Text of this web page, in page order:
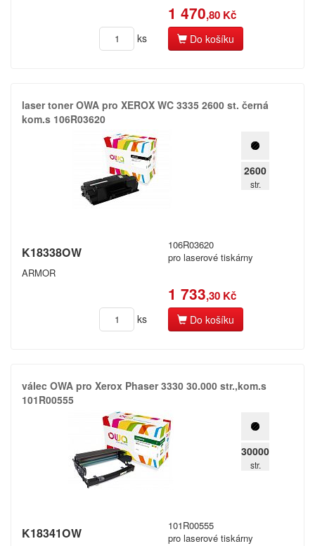
1 470,80 Kč
ks Do košíku
laser toner OWA pro XEROX WC 3335 2600 st.​ černá
kom.​s 106R03620
2600
str.
K18338OW
ARMOR
106R03620
pro laserové tiskárny
1 733,30 Kč
ks Do košíku
válec OWA pro Xerox Phaser 3330 30.​000 str.​,​kom.​s
101R00555
30000
str.
K18341OW
101R00555
pro laserové tiskárny